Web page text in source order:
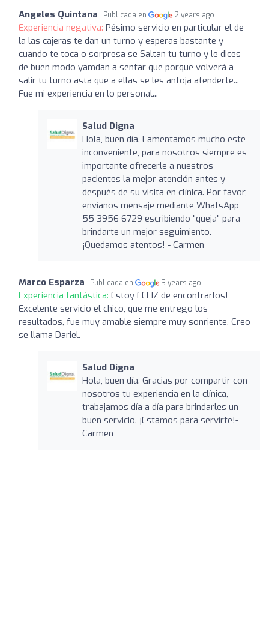
Angeles Quintana Publicada en 2 years ago
Experiencia negativa: Pésimo servicio en particular el de
la las cajeras te dan un turno y esperas bastante y
cuando te toca o sorpresa se Saltan tu turno y le dices
de buen modo yamdan a sentar que porque volverá a
salir tu turno asta que a ellas se les antoja atenderte...
Fue mi experiencia en lo personal...
Salud Digna
Hola, buen día. Lamentamos mucho este
inconveniente, para nosotros siempre es
importante ofrecerle a nuestros
pacientes la mejor atención antes y
después de su visita en clínica. Por favor,
envíanos mensaje mediante WhatsApp
55 3956 6729 escribiendo "queja" para
brindarte un mejor seguimiento.
¡Quedamos atentos! - Carmen
Marco Esparza Publicada en 3 years ago
Experiencia fantástica: Estoy FELIZ de encontrarlos!
Excelente servicio el chico, que me entrego los
resultados, fue muy amable siempre muy sonriente. Creo
se llama Dariel.
Salud Digna
Hola, buen día. Gracias por compartir con
nosotros tu experiencia en la clínica,
trabajamos día a día para brindarles un
buen servicio. ¡Estamos para servirte!-
Carmen